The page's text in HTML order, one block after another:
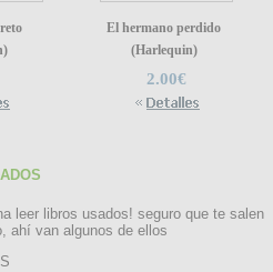
El hermano perdido
(Harlequin)
2.00€
leer libros usados! seguro que te salen
ahí van algunos de ellos